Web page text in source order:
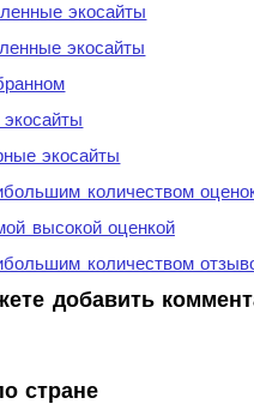
экосайты
экосайты
экосайты
количеством
высокой оценкой
количеством
добавить
стране